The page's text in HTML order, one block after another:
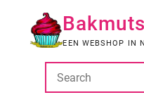
EEN WEBSHOP IN